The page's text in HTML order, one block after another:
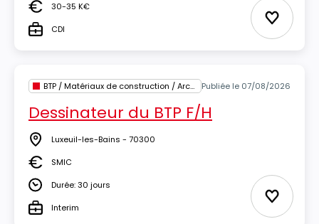
Salaire30-35 K€
TypeCDI Ajouter
BTP / Matériaux de construction / Architecture Publiée le 07/08/2026
Dessinateur du BTP F/H
Lieu Luxeuil-les-Bains - 70300
Salaire
SMIC
DuréeDurée: 30 jours
TypeInterim Ajouter